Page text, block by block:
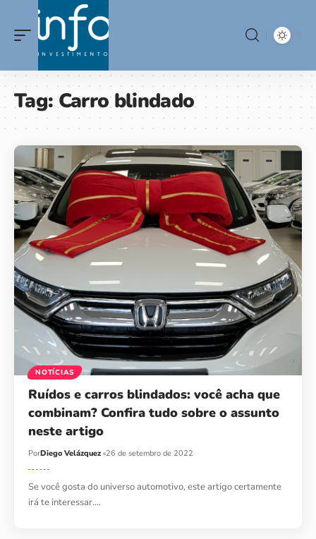
Tag:Carro blindado
NOTÍCIAS
Ruídos e carros blindados: você acha que
combinam? Confira tudo sobre o assunto
neste artigo
PorDiego Velázquez 26 de setembro de 2022
Se você gosta do universo automotivo, este artigo certamente
irá te interessar.…